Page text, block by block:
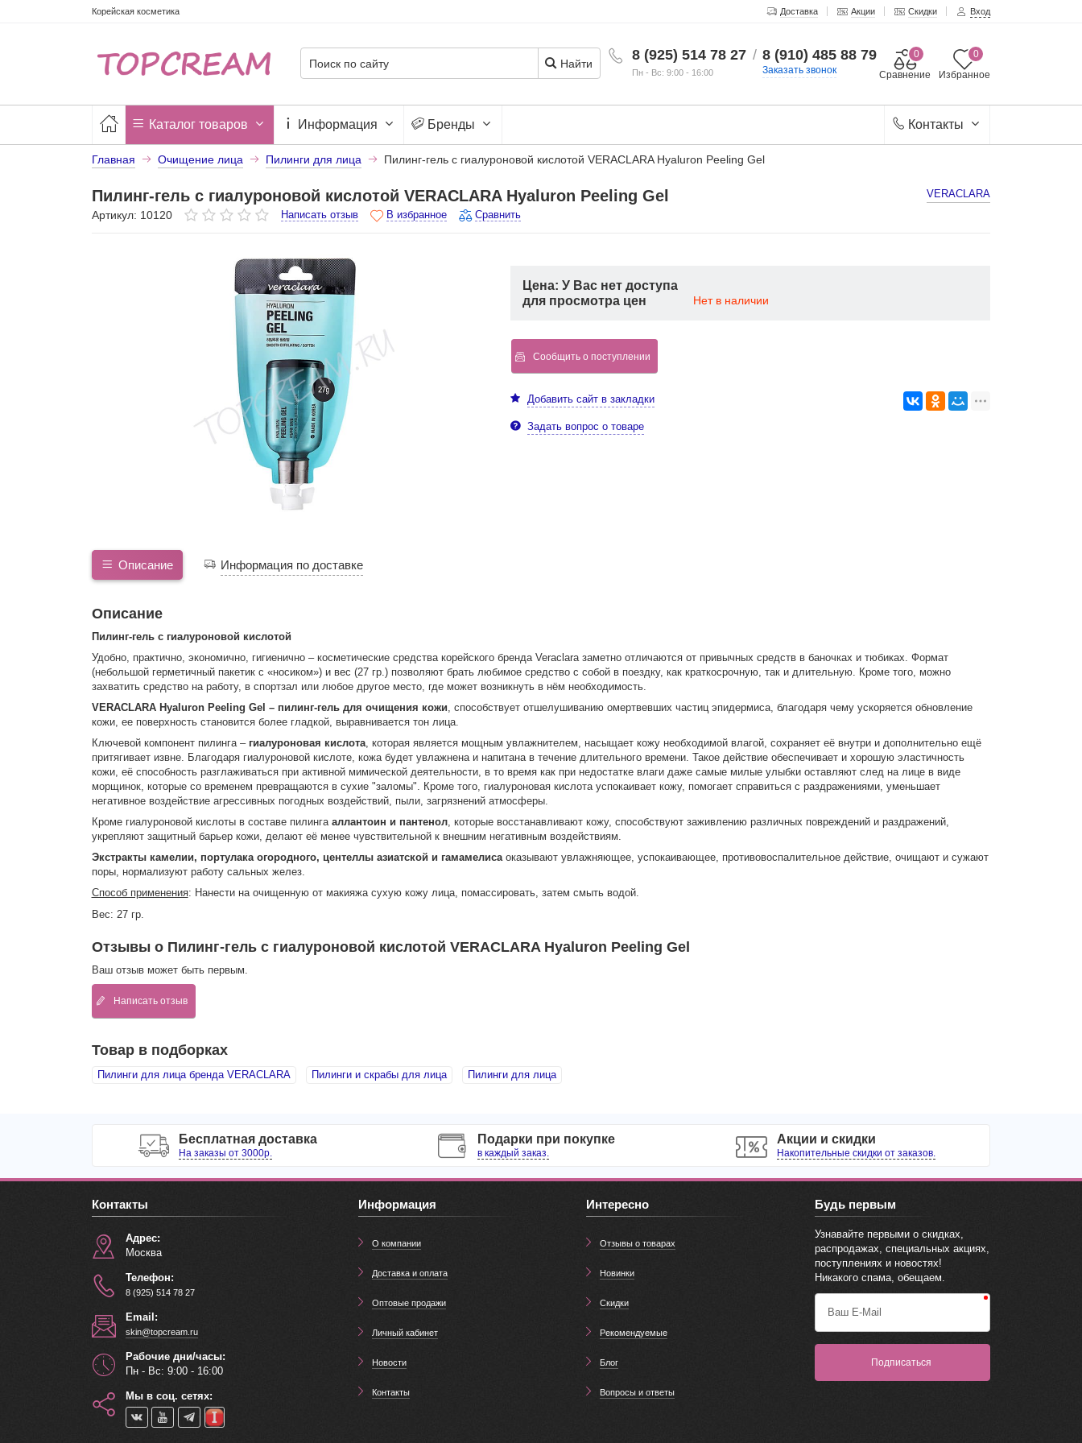
Корейская косметика Доставка Акции Скидки Вход
8 (925) 514 78 27
Пн - Вс: 9:00 - 16:00
/ 8 (910) 485 88 79
Заказать звонок Избранное
0
Сравнение
0
Найти
Каталог товаров Информация Бренды Контакты
Главная Очищение лица Пилинги для лица Пилинг-гель с гиалуроновой кислотой VERACLARA Hyaluron Peeling Gel
Пилинг-гель с гиалуроновой кислотой VERACLARA Hyaluron Peeling Gel
Артикул: 10120 Написать отзыв В избранное Сравнить
VERACLARA
Цена: У Вас нет доступа
для просмотра цен
Нет в наличии
Сообщить о поступлении
Добавить сайт в закладки
Задать вопрос о товаре
Описание Информация по доставке
Описание
Пилинг-гель с гиалуроновой кислотой
Удобно, практично, экономично, гигиенично – косметические средства корейского бренда Veraclara заметно отличаются от привычных средств в баночках и тюбиках. Формат
(небольшой герметичный пакетик с «носиком») и вес (27 гр.) позволяют брать любимое средство с собой в поездку, как краткосрочную, так и длительную. Кроме того, можно
захватить средство на работу, в спортзал или любое другое место, где может возникнуть в нём необходимость.
VERACLARA Hyaluron Peeling Gel – пилинг-гель для очищения кожи , способствует отшелушиванию омертвевших частиц эпидермиса, благодаря чему ускоряется обновление
кожи, ее поверхность становится более гладкой, выравнивается тон лица.
Ключевой компонент пилинга – гиалуроновая кислота, которая является мощным увлажнителем, насыщает кожу необходимой влагой, сохраняет её внутри и дополнительно ещё
притягивает извне. Благодаря гиалуроновой кислоте, кожа будет увлажнена и напитана в течение длительного времени. Такое действие обеспечивает и хорошую эластичность
кожи, её способность разглаживаться при активной мимической деятельности, в то время как при недостатке влаги даже самые милые улыбки оставляют след на лице в виде
морщинок, которые со временем превращаются в сухие "заломы". Кроме того, гиалуроновая кислота успокаивает кожу, помогает справиться с раздражениями, уменьшает
негативное воздействие агрессивных погодных воздействий, пыли, загрязнений атмосферы.
Кроме гиалуроновой кислоты в составе пилинга аллантоин и пантенол, которые восстанавливают кожу, способствуют заживлению различных повреждений и раздражений,
укрепляют защитный барьер кожи, делают её менее чувствительной к внешним негативным воздействиям.
Экстракты камелии, портулака огородного, центеллы азиатской и гамамелисаоказывают увлажняющее, успокаивающее, противовоспалительное действие, очищают и сужают
поры, нормализуют работу сальных желез.
Способ применения: Нанести на очищенную от макияжа сухую кожу лица, помассировать, затем смыть водой.
Вес: 27 гр.
Отзывы о Пилинг-гель с гиалуроновой кислотой VERACLARA Hyaluron Peeling Gel
Ваш отзыв может быть первым.
Написать отзыв
Товар в подборках
Пилинги для лица бренда VERACLARA Пилинги и скрабы для лица Пилинги для лица
Бесплатная доставка
На заказы от 3000р.
Подарки при покупке
в каждый заказ.
Акции и скидки
Накопительные скидки от заказов.
Контакты
Адрес:
Москва
Телефон:
8 (925) 514 78 27
Email:
skin@topcream.ru
Рабочие дни/часы:
Пн - Вс: 9:00 - 16:00
Мы в соц. сетях:
Информация
О компании
Доставка и оплата
Оптовые продажи
Личный кабинет
Новости
Контакты
Интересно
Отзывы о товарах
Новинки
Скидки
Рекомендуемые
Блог
Вопросы и ответы
Будь первым
Узнавайте первыми о скидках,
распродажах, специальных акциях,
поступлениях и новостях!
Никакого спама, обещаем.
Ваш E-Mail
Подписаться